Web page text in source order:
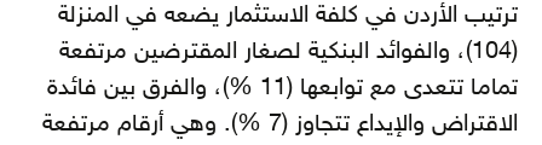
ترتيب الأردن في كلفة الاستثمار يضعه في المنزلة
(104)، والفوائد البنكية لصغار المقترضين مرتفعة
تماما تتعدى مع توابعها (11 %)، والفرق بين فائدة
الاقتراض والإيداع تتجاوز (7 %). وهي أرقام مرتفعة